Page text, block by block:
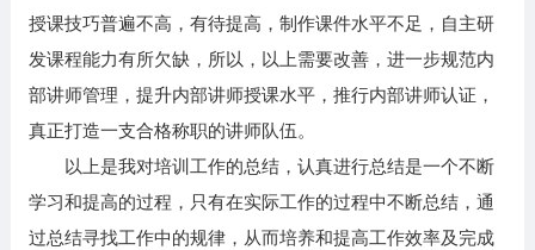
授课技巧普遍不高，有待提高，制作课件水平不足，自主研
发课程能力有所欠缺，所以，以上需要改善，进一步规范内
部讲师管理，提升内部讲师授课水平，推行内部讲师认证，
真正打造一支合格称职的讲师队伍。
以上是我对培训工作的总结，认真进行总结是一个不断
学习和提高的过程，只有在实际工作的过程中不断总结，通
过总结寻找工作中的规律，从而培养和提高工作效率及完成